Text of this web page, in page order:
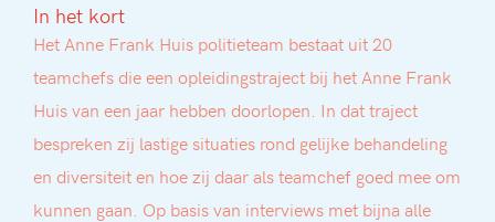
In het kort
Het Anne Frank Huis politieteam bestaat uit 20
teamchefs die een opleidingstraject bij het Anne Frank
Huis van een jaar hebben doorlopen. In dat traject
bespreken zij lastige situaties rond gelijke behandeling
en diversiteit en hoe zij daar als teamchef goed mee om
kunnen gaan. Op basis van interviews met bijna alle